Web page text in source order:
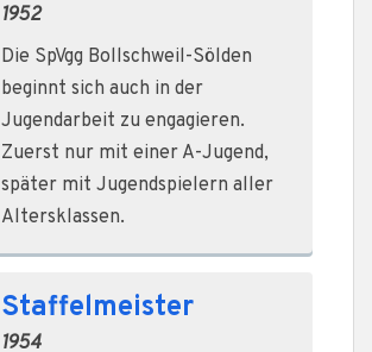
1952
Die SpVgg Bollschweil-Sölden
beginnt sich auch in der
Jugendarbeit zu engagieren.
Zuerst nur mit einer A-Jugend,
später mit Jugendspielern aller
Altersklassen.
Staffelmeister
1954